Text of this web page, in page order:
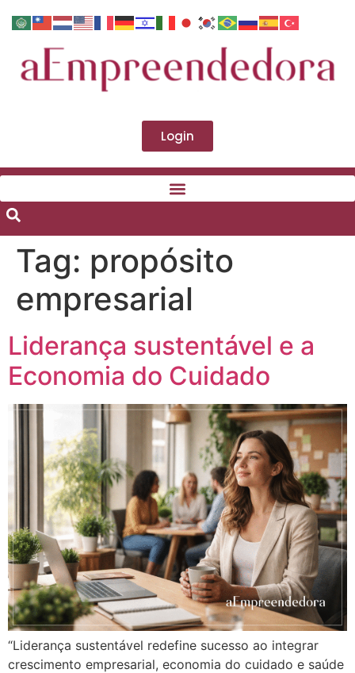
Login
Tag: propósito
empresarial
Liderança sustentável e a
Economia do Cuidado
“Liderança sustentável redefine sucesso ao integrar
crescimento empresarial, economia do cuidado e saúde